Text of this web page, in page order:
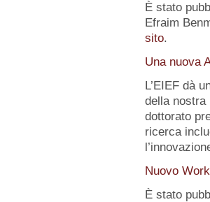
È stato
Efraim
sito.
Una nuova
L’EIEF dà
della nostra
dottorato
ricerca
Nuovo
È stato